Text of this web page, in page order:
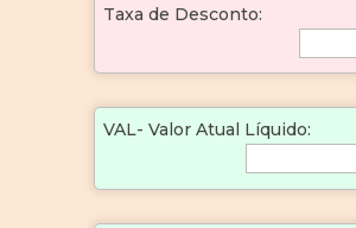
Taxa de Desconto:
VAL- Valor Atual Líquido: